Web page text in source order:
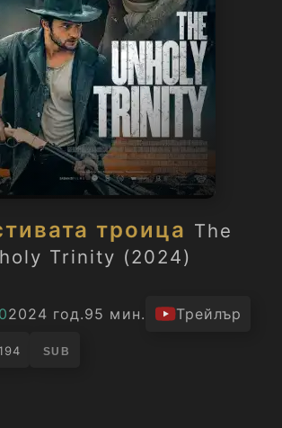
троица The
Trinity (2024)
2024 год.95 мин. Трейлър
SUB